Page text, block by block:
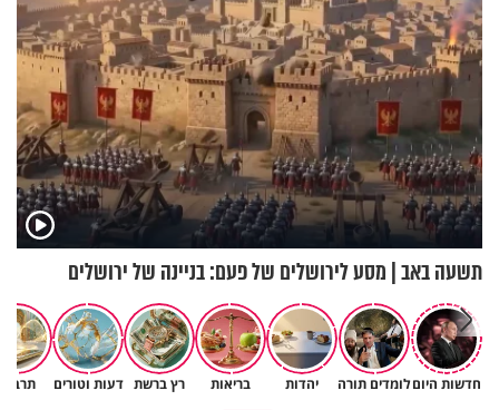
תשעה באב | מסע לירושלים של פעם: בניינה של ירושלים
חדשות היוםלומדים תורה יהדות בריאות רץ ברשת דעות וטורים
באיזה ארץ לומדים יותר גמרא